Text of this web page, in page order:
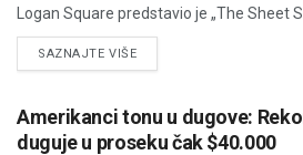
Logan Square predstavio je „The Sheet
SAZNAJTE VIŠEDETAILS
Amerikanci tonu u dugove:
duguje u proseku čak $40.000